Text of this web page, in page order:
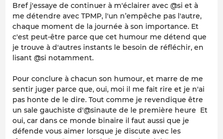
Bref j'essaye de continuer à m'éclairer avec @si et à
me détendre avec TPMP, l'un n’empêche pas l'autre,
chaque moment de la journée à son importance. Et
c'est peut-être parce que cet humour me détend que
je trouve à d'autres instants le besoin de réfléchir, en
lisant @si notamment.
Pour conclure à chacun son humour, et marre de me
sentir juger parce que, oui, moi il me fait rire et je n'ai
pas honte de le dire. Tout comme je revendique être
un sale gauchiste d'@sinaute de le première heure Et
oui, car dans ce monde binaire il faut aussi que je
défende vous aimer lorsque je discute avec les